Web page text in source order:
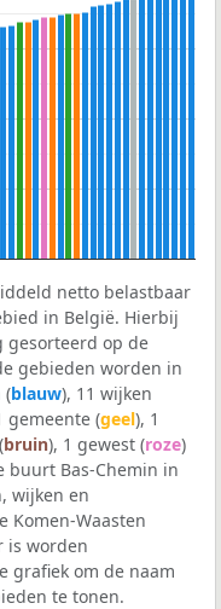
netto belastbaar
in België. Hierbij
gesorteerd op de
gebieden worden in
(blauw), 11 wijken
gemeente (geel), 1
bruin), 1 gewest (roze)
buurt Bas-Chemin in
wijken en
Komen-Waasten
is worden
grafiek om de naam
te tonen.